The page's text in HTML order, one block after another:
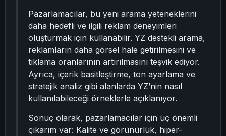
Pazarlamacılar, bu yeni arama yeteneklerini
daha hedefli ve ilgili reklam deneyimleri
oluşturmak için kullanabilir. YZ destekli arama,
reklamların daha görsel hale getirilmesini ve
tıklama oranlarının artırılmasını teşvik ediyor.
Ayrıca, içerik basitleştirme, ton ayarlama ve
stratejik analiz gibi alanlarda YZ’nin nasıl
kullanılabileceği örneklerle açıklanıyor.
Sonuç olarak, pazarlamacılar için üç önemli
çıkarım var: Kalite ve görünürlük, hiper-